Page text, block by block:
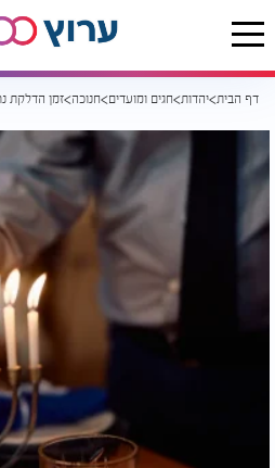
דף הבית יהדות חגים ומועדים חנוכה